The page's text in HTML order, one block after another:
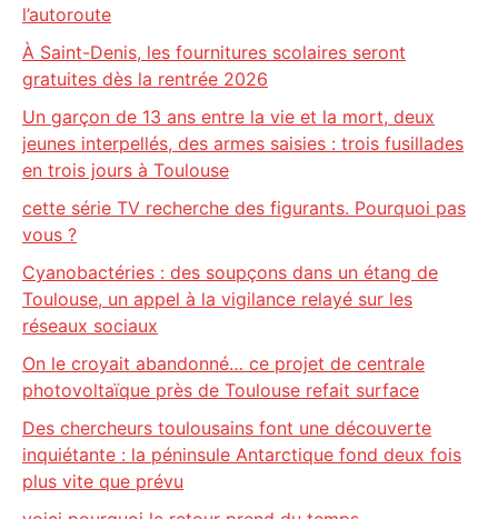
l’autoroute
À Saint-Denis, les fournitures scolaires seront
gratuites dès la rentrée 2026
Un garçon de 13 ans entre la vie et la mort, deux
jeunes interpellés, des armes saisies : trois fusillades
en trois jours à Toulouse
cette série TV recherche des figurants. Pourquoi pas
vous ?
Cyanobactéries : des soupçons dans un étang de
Toulouse, un appel à la vigilance relayé sur les
réseaux sociaux
On le croyait abandonné… ce projet de centrale
photovoltaïque près de Toulouse refait surface
Des chercheurs toulousains font une découverte
inquiétante : la péninsule Antarctique fond deux fois
plus vite que prévu